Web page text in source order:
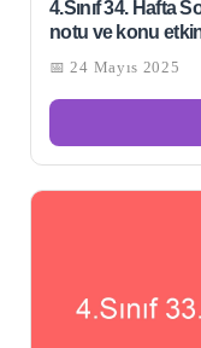
4.Sınıf 34. Hafta
notu ve konu
📅 24 Mayıs 2025